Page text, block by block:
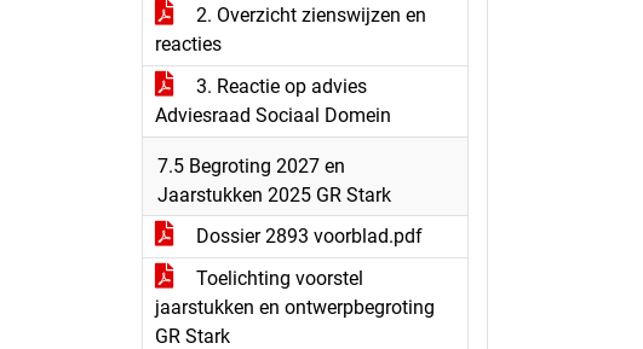
2. Overzicht zienswijzen en
reacties
3. Reactie op advies
Adviesraad Sociaal Domein
7.5 Begroting 2027 en
Jaarstukken 2025 GR Stark
Dossier 2893 voorblad.pdf
Toelichting voorstel
jaarstukken en ontwerpbegroting
GR Stark